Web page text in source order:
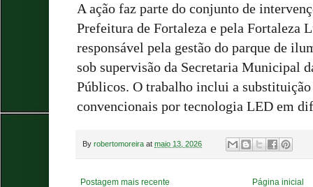
A ação faz parte do conjunto de
Prefeitura de Fortaleza e pela Fortaleza
responsável pela gestão do parque de
sob supervisão da Secretaria Municipal
Públicos. O trabalho inclui a
convencionais por tecnologia LED em
By robertomoreira at maio 13, 2026
Postagem mais recente Página inicial